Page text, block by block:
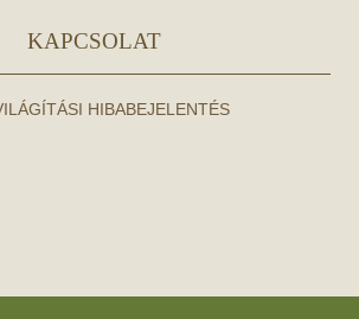
KAPCSOLAT
HIBABEJELENTÉS